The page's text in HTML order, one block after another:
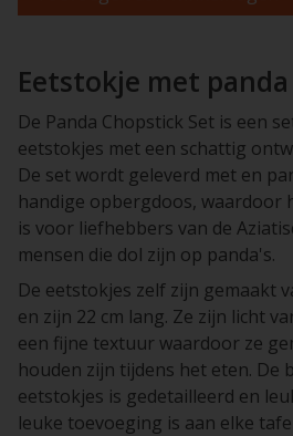
Eetstokje met
De Panda Chopstick Set is een
eetstokjes met een schattig
De set wordt geleverd met en
handige opbergdoos, waardoor
is voor liefhebbers van de
mensen die dol zijn op panda's.
De eetstokjes zelf zijn gemaakt
en zijn 22 cm lang. Ze zijn licht
een fijne textuur waardoor ze
houden zijn tijdens het eten. De
eetstokjes is gedetailleerd en
leuke toevoeging is aan elke